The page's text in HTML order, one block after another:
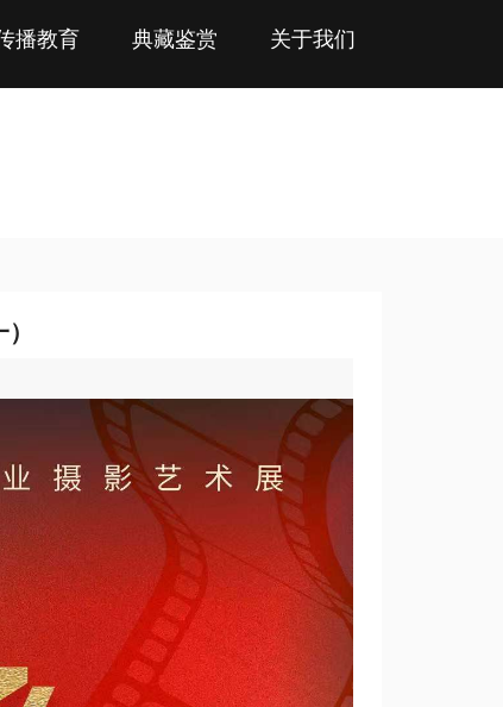
播教育 典藏鉴赏 关于我们